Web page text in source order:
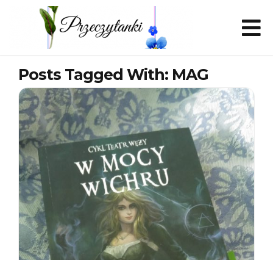
Posts Tagged With: MAG